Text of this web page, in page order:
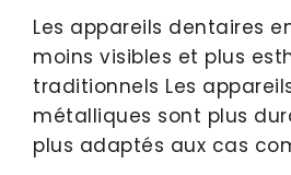
Les appareils dentaires
moins visibles et plus
traditionnels Les
métalliques sont plus
plus adaptés aux cas